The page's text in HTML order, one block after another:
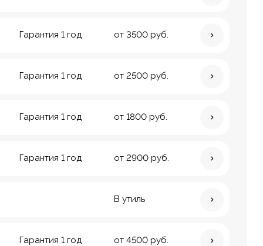
Гарантия 1 год от 3500 руб.
Гарантия 1 год от 2500 руб.
Гарантия 1 год от 1800 руб.
Гарантия 1 год от 2900 руб.
В утиль
Гарантия 1 год от 4500 руб.